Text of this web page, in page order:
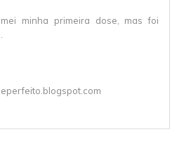
minha primeira dose, mas foi